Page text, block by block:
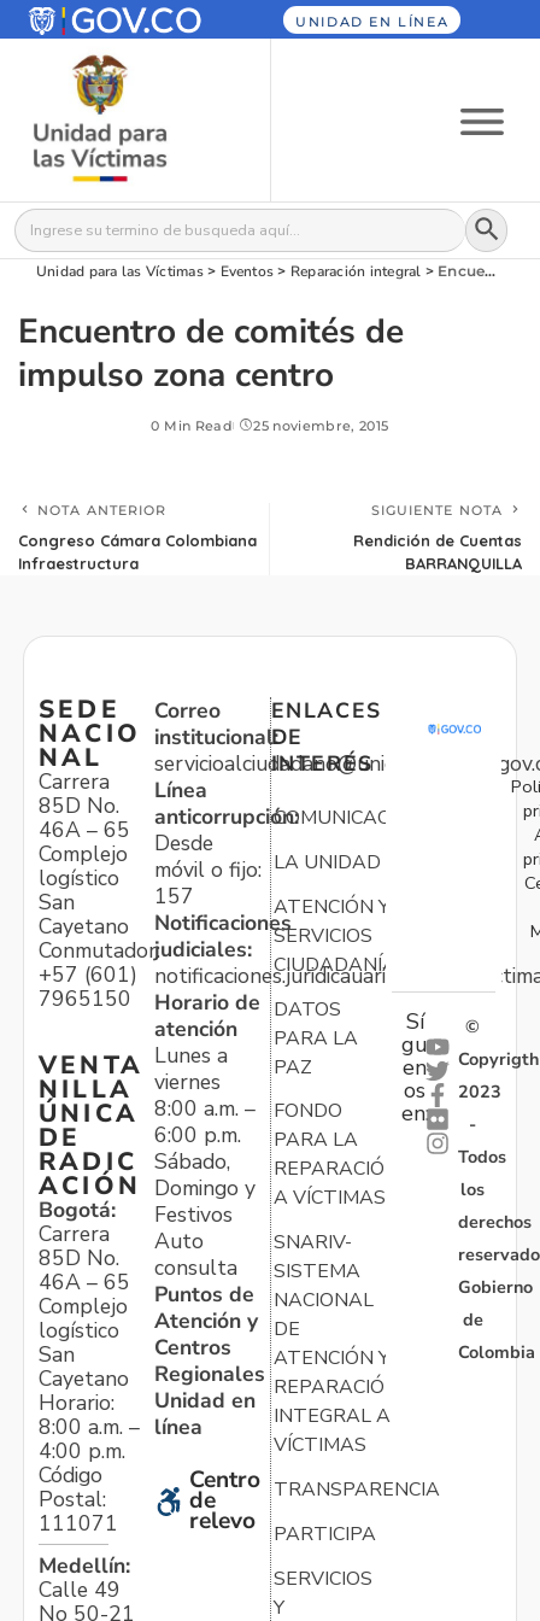
UNIDAD EN LÍNEA
Buscar: Botón
Unidad para las Víctimas> Eventos > Reparación integral > Encuentro de comités de impulso zona centro
Encuentro de comités de
impulso zona centro
0 Min Read 25 noviembre, 2015
NOTA ANTERIOR
Congreso Cámara Colombiana
Infraestructura
SIGUIENTE NOTA
Rendición de Cuentas
BARRANQUILLA
SEDE
NACIO
NAL
Carrera
85D No.
46A – 65
Complejo
logístico
San
Cayetano
Conmutador:
+57 (601)
7965150
VENTA
NILLA
ÚNICA
DE
RADIC
ACIÓN
Bogotá:
Carrera
85D No.
46A – 65
Complejo
logístico
San
Cayetano
Horario:
8:00 a.m. –
4:00 p.m.
Código
Postal:
111071
Medellín:
Calle 49
No 50-21
Correo
institucional:
Línea
anticorrupción:
Desde
móvil o fijo:
157
Notificaciones
judiciales:
Horario de
atención
Lunes a
viernes
8:00 a.m. –
6:00 p.m.
Sábado,
Domingo y
Festivos
Auto
consulta
Puntos de
Atención y
Centros
Regionales
Unidad en
línea
Centro
de
relevo
ENLACES
DE
INTERÉS
COMUNICACIONES
LA UNIDAD
ATENCIÓN Y
SERVICIOS
CIUDADANÍA
DATOS
PARA LA
PAZ
FONDO
PARA LA
REPARACIÓN
A VÍCTIMAS
SNARIV-
SISTEMA
NACIONAL
DE
ATENCIÓN Y
REPARACIÓN
INTEGRAL A
VÍCTIMAS
TRANSPARENCIA
PARTICIPA
SERVICIOS
Y
Sí
gu
en
os
en:
©
Copyrigth
2023
-
Todos
los
derechos
Gobierno
de
Colombia